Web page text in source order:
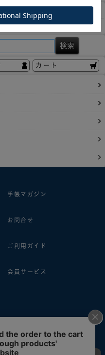
カート
手帳マガジン
お問合せ
ご利用ガイド
会員サービス
us!